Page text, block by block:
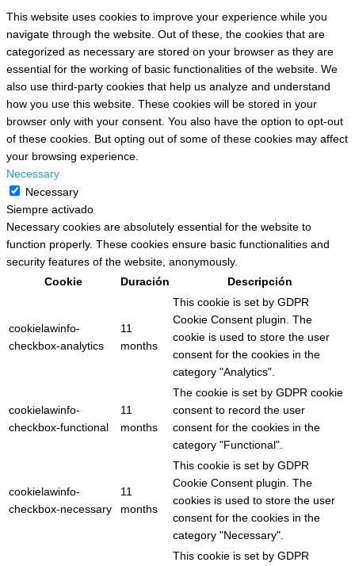
This website uses cookies to improve your experience while you
navigate through the website. Out of these, the cookies that are
categorized as necessary are stored on your browser as they are
essential for the working of basic functionalities of the website. We
also use third-party cookies that help us analyze and understand
how you use this website. These cookies will be stored in your
browser only with your consent. You also have the option to opt-out
of these cookies. But opting out of some of these cookies may affect
your browsing experience.
Necessary
Necessary
Siempre activado
Necessary cookies are absolutely essential for the website to
function properly. These cookies ensure basic functionalities and
security features of the website, anonymously.
Cookie
Duración Descripción
cookielawinfo-
checkbox-analytics
11
months
This cookie is set by GDPR
Cookie Consent plugin. The
cookie is used to store the user
consent for the cookies in the
category "Analytics".
cookielawinfo-
checkbox-functional
11
months
The cookie is set by GDPR cookie
consent to record the user
consent for the cookies in the
category "Functional".
cookielawinfo-
checkbox-necessary
11
months
This cookie is set by GDPR
Cookie Consent plugin. The
cookies is used to store the user
consent for the cookies in the
category "Necessary".
This cookie is set by GDPR